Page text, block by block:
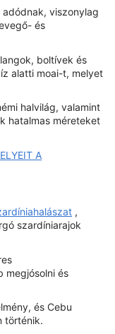
viszonylag
és
boltívek és
alatti moai-t, melyet
halvilág, valamint
hatalmas méreteket
A
,
szardíniarajok
megjósolni és
és Cebu
történik.